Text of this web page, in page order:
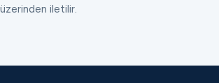
üzerinden iletilir.